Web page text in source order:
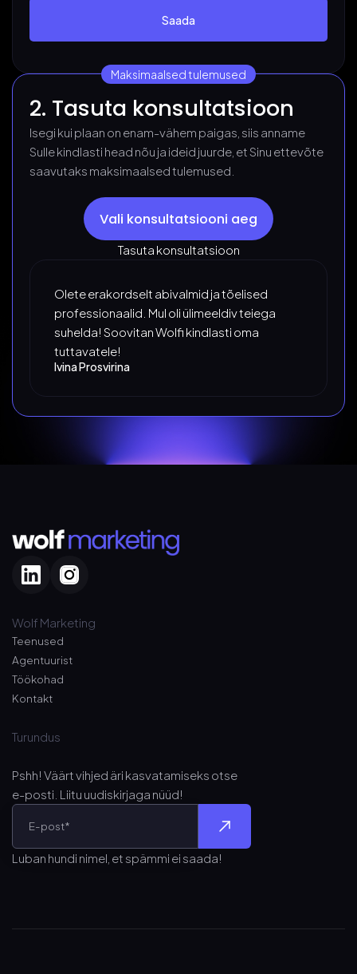
Maksimaalsed tulemused
2. Tasuta konsultatsioon
Isegi kui plaan on enam-vähem paigas, siis anname
Sulle kindlasti head nõu ja ideid juurde, et Sinu ettevõte
saavutaks maksimaalsed tulemused.
Vali konsultatsiooni aeg
Tasuta konsultatsioon
Olete erakordselt abivalmid ja tõelised
professionaalid. Mul oli ülimeeldiv teiega
suhelda! Soovitan Wolfi kindlasti oma
tuttavatele!
Ivina Prosvirina
Wolf Marketing
Teenused
Agentuurist
Töökohad
Kontakt
Turundus
Pshh! Väärt vihjed äri kasvatamiseks otse
e-posti . Liitu uudiskirjaga nüüd!
Luban hundi nimel, et spämmi ei saada!